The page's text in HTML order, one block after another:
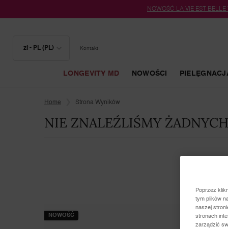
NOWOŚĆ LA VIE EST
zł - PL (PL) Kontakt
LONGEVITY MD NOWOŚCI
Home
Strona Wyników
NIE ZNALEŹLIŚMY
NOWOŚĆ
Poprzez
tym plików
naszej
stronach
zarządzić